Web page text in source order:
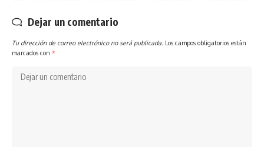
Dejar un comentario
Tu dirección de correo electrónico no será publicada. Los campos obligatorios están
marcados con *